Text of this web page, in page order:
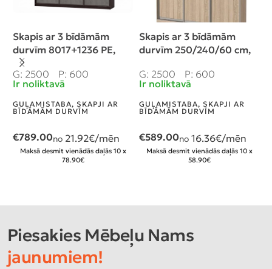
Skapis ar 3 bīdāmām
durvīm 8017+1236 PE,
250/240/60 cm
G: 2500
P: 600
Ir noliktavā
GUĻAMISTABA, SKAPJI AR
BĪDĀMĀM DURVĪM
€789.00no 21.92€/mēn
Maksā desmit vienādās daļās 10 x
78.90€
Skapis ar 3 bīdāmām
durvīm 250/240/60 cm,
atvilktnes
G: 2500
P: 600
Ir noliktavā
GUĻAMISTABA, SKAPJI AR
BĪDĀMĀM DURVĪM
€589.00no 16.36€/mēn
Maksā desmit vienādās daļās 10 x
58.90€
Piesakies Mēbeļu Nams
jaunumiem!